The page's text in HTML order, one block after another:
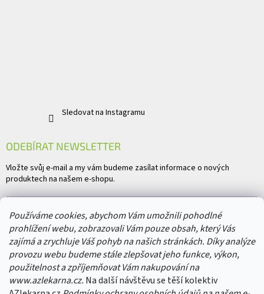
Používáme cookies, abychom Vám umožnili pohodlné
prohlížení webu, zobrazovali Vám pouze obsah, který Vás
zajímá a zrychluje Váš pohyb na našich stránkách. Díky analýze
provozu webu budeme stále zlepšovat jeho funkce, výkon,
použitelnost a zpříjemňovat Vám nakupování na
www.azlekarna.cz. Na další návštěvu se těší kolektiv
Sledovat na Instagramu
ODEBÍRAT NEWSLETTER
Vložte svůj e-mail a my vám budeme zasílat informace o nových
produktech na našem e-shopu.
Vložením e-mailu souhlasíte spodmínkami ochrany osobních údajů
PŘIHLÁSIT SE